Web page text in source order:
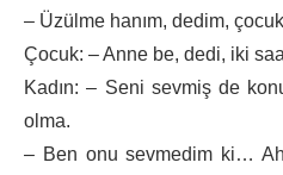
– Üzülme hanım, dedim,
Çocuk: – Anne be, dedi, iki
Kadın: – Seni sevmiş de
olma.
– Ben onu sevmedim ki…